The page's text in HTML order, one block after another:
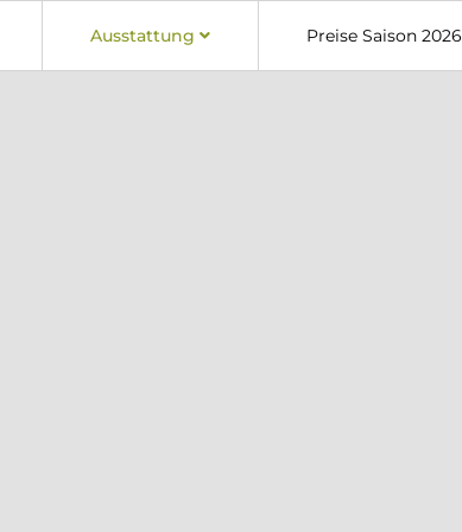
Ausstattung Preise Saison 2026